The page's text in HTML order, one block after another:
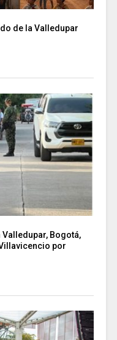
de la Valledupar
Bogotá,
por